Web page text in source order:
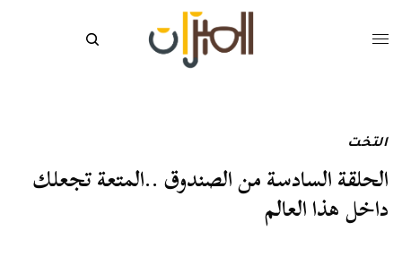
التخت
الحلقة السادسة من الصندوق ..المتعة تجعلك
داخل هذا العالم